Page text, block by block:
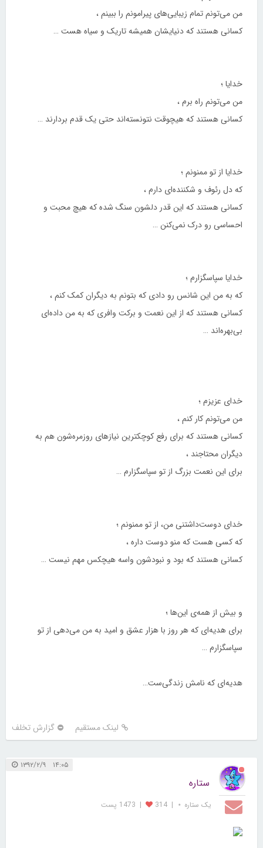
من می‌تونم تمام زیبایی‌های پیرامونم را ببینم ،
کسانی هستند که دنیایشان همیشه تاریک و سیاه هست …
خدایا ؛
من می‌تونم راه برم ،
کسانی هستند که هیچوقت نتونسته‌اند حتی یک قدم بردارند …
خدایا از تو ممنونم ؛
که دل رئوف و شکننده‌ای دارم ،
کسانی هستند که این قدر دلشون سنگ شده که هیچ محبت و
احساسی رو درک نمی‌کنن …
خدایا سپاسگزارم ؛
که به من این شانس رو دادی که بتونم به دیگران کمک کنم ،
کسانی هستند که از این نعمت و برکت وافری که به من داده‌ای
بی‌بهره‌اند …
خدای عزیزم ؛
من می‌تونم کار کنم ،
کسانی هستند که برای رفع کوچکترین نیازهای روزمره‌شون هم به
دیگران محتاجند ،
برای این نعمت بزرگ از تو سپاسگزارم …
خدای دوست‌داشتنی من، از تو ممنونم ؛
که کسی هست که منو دوست داره ،
کسانی هستند که بود و نبودشون واسه هیچکس مهم نیست …
و بیش از همه‌ی این‌ها ؛
برای هدیه‌ای که هر روز با هزار عشق و امید به من می‌دهی از تو
سپاسگزارم …
هدیه‌ای که نامش زندگی‌ست…
لینک مستقیم گزارش تخلف
۱۴:۰۵ ۱۳۹۲/۲/۹
ستاره
یک ستاره ⋆ |
314
| 1473 پست